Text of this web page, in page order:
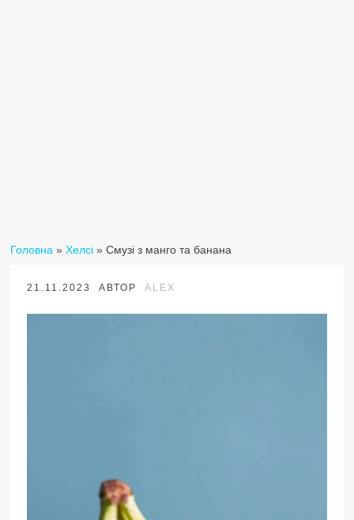
Головна »Хелсі »Смузі з манго та банана
21.11.2023 АВТОР ALEX